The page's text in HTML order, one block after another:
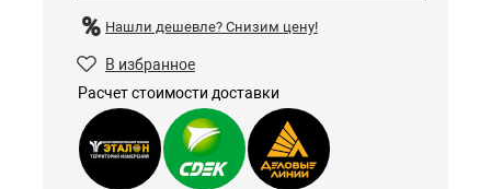
Нашли дешевле? Снизим цену!
В избранное
Расчет стоимости доставки